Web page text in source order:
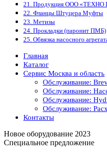
21. Продукция ООО «ТЕХНО
22. Фланцы Штуцера Муфты
23. Метизы
24. Прокладки (паронит ПМБ)
25. Обвязка насосного
Главная
Каталог
Сервис Москва и область
Обслуживание:
Обслуживание:
Обслуживание:
Обслуживание:
Контакты
Новое оборудование 2023
Специальное предложение